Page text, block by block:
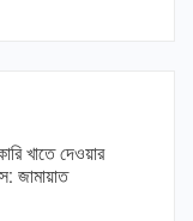
খাতে দেওয়ার
জামায়াত